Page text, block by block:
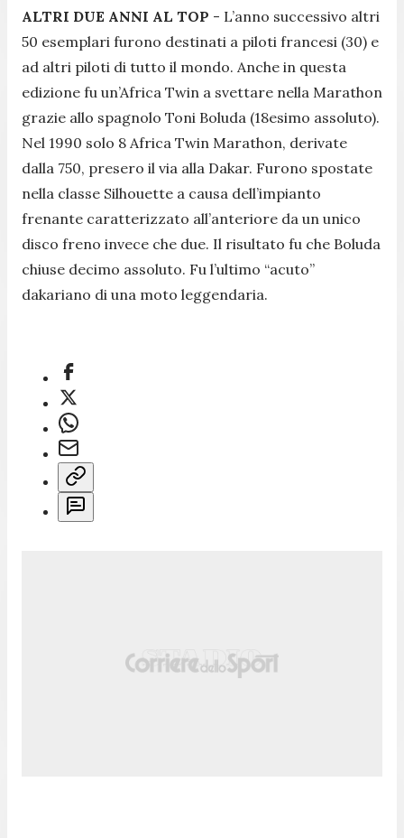
ALTRI DUE ANNI AL TOP - L’anno successivo altri
50 esemplari furono destinati a piloti francesi (30) e
ad altri piloti di tutto il mondo. Anche in questa
edizione fu un’Africa Twin a svettare nella Marathon
grazie allo spagnolo Toni Boluda (18esimo assoluto).
Nel 1990 solo 8 Africa Twin Marathon, derivate
dalla 750, presero il via alla Dakar. Furono spostate
nella classe Silhouette a causa dell’impianto
frenante caratterizzato all’anteriore da un unico
disco freno invece che due. Il risultato fu che Boluda
chiuse decimo assoluto. Fu l’ultimo “acuto”
dakariano di una moto leggendaria.